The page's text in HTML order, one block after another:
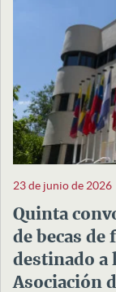
23 de junio de 2026
Quinta
de becas
destinado a
Asociación